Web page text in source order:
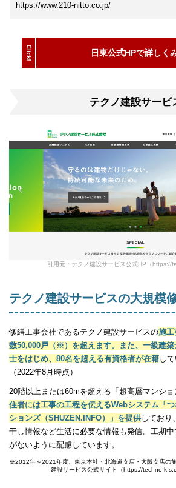
https://www.210-nitto.co.jp/
日東公式HPで詳しく
テクノ建設サービ
引用元：テクノ建設サービス公式HP（https://
テクノ建設サービスの大規模
修繕工事会社であるテクノ建設サービスの施工
数50,000戸（※）を超えます。また、一級建
士をはじめ、80名を超える有資格者が在籍し
（2022年8月時点）
20階以上または60mを超える「超高層マンショ
住者には工事の工程を伝えるWebシステム「
ションズ（SHUZEN.INFO）」を提供しており
干し情報など生活に必要な情報も発信。工期
がないように配慮しています。
※2012年～2021年度、東京本社・北海道支店・大阪支店の
建設サービス公式サイト（https://techno-k-